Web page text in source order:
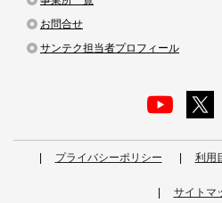
お問合せ
サンテク担当者プロフィール
プライバシーポリシー 利用
サイトマ